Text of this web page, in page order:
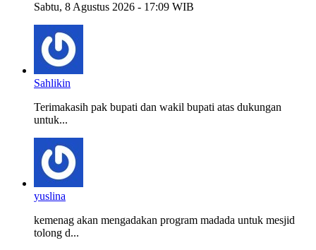
Sabtu, 8 Agustus 2026 - 17:09 WIB
Sahlikin
Terimakasih pak bupati dan wakil bupati atas dukungan
untuk...
yuslina
kemenag akan mengadakan program madada untuk mesjid
tolong d...